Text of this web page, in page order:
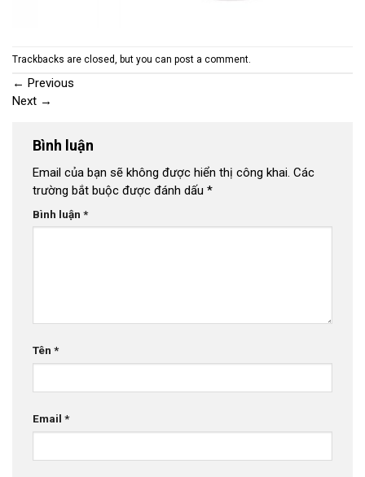
Trackbacks are closed, but you can post a comment.
← Previous
Next →
Bình luận
Email của bạn sẽ không được hiển thị công khai. Các
trường bắt buộc được đánh dấu *
Bình luận *
Tên *
Email *